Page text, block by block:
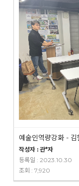
예술인역량강화 -
작성자 : 관*자
등록일 : 2023.10.30
조회 : 7,920